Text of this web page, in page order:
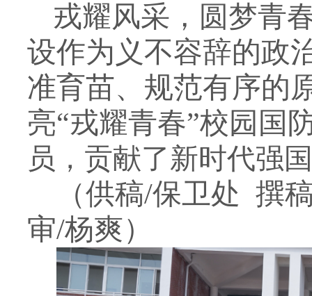
戎耀风采，圆梦青
设作为义不容辞的政
准育苗、规范有序的
亮“戎耀青春”校园国
员，贡献了新时代强
（供稿/保卫处 撰
审/杨爽）